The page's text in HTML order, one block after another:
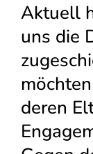
Aktuell
uns die
deren